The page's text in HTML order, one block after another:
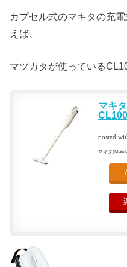
カプセル式のマキタの充
えば、
マツカタが使っている
マキ
posted
マキタ